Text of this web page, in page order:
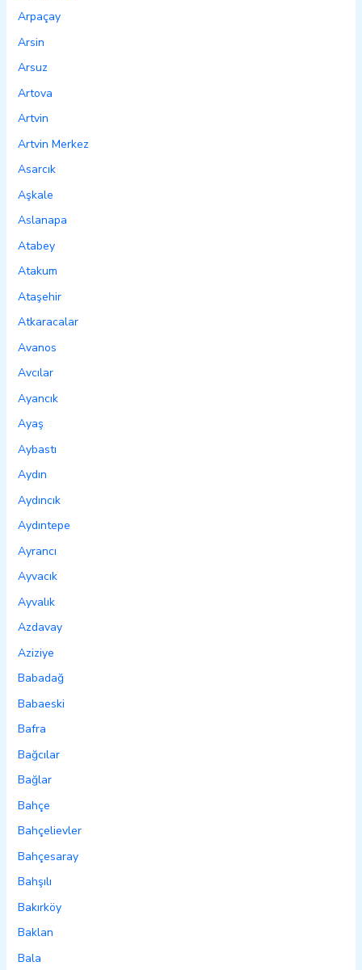
Arpaçay
Arsin
Arsuz
Artova
Artvin
Artvin Merkez
Asarcık
Aşkale
Aslanapa
Atabey
Atakum
Ataşehir
Atkaracalar
Avanos
Avcılar
Ayancık
Ayaş
Aybastı
Aydın
Aydıncık
Aydıntepe
Ayrancı
Ayvacık
Ayvalık
Azdavay
Aziziye
Babadağ
Babaeski
Bafra
Bağcılar
Bağlar
Bahçe
Bahçelievler
Bahçesaray
Bahşılı
Bakırköy
Baklan
Bala